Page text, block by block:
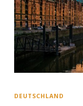
DEUTSCHLAND